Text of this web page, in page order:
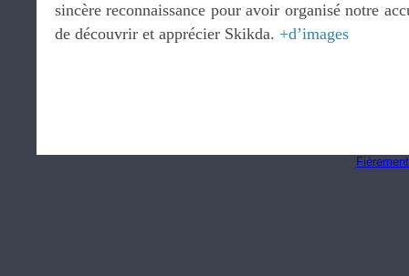
sincère reconnaissance pour avoir organisé notre
de découvrir et apprécier Skikda. +d’images